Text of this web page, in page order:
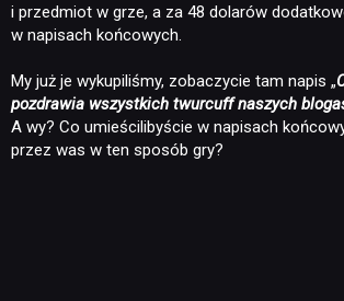
i przedmiot w grze, a za 48 dolarów
w napisach końcowych.
My już je wykupiliśmy, zobaczycie tam napis „
pozdrawia wszystkich twurcuff naszych
A wy? Co umieścilibyście w napisach
przez was w ten sposób gry?